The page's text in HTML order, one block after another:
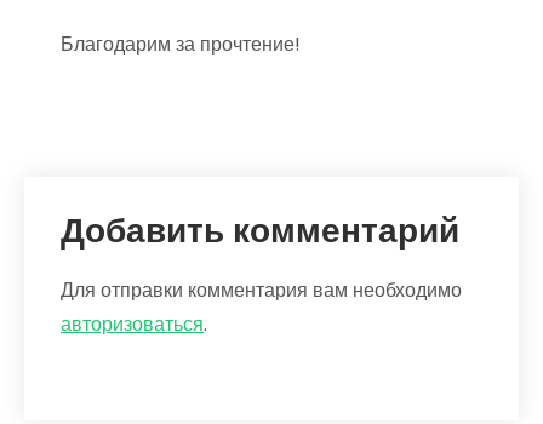
Благодарим за прочтение!
Добавить комментарий
Для отправки комментария вам необходимо
авторизоваться.